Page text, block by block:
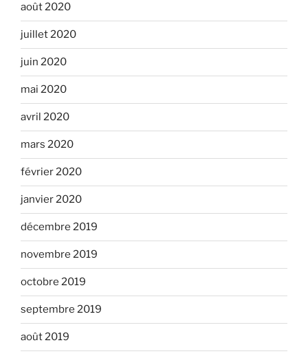
août 2020
juillet 2020
juin 2020
mai 2020
avril 2020
mars 2020
février 2020
janvier 2020
décembre 2019
novembre 2019
octobre 2019
septembre 2019
août 2019